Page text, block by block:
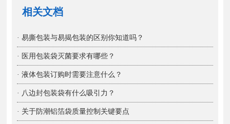
相关文档
· 易撕包装与易揭包装的区别你知道吗？
· 医用包装袋灭菌要求有哪些？
· 液体包装订购时需要注意什么？
· 八边封包装袋有什么吸引力？
· 关于防潮铝箔袋质量控制关键要点